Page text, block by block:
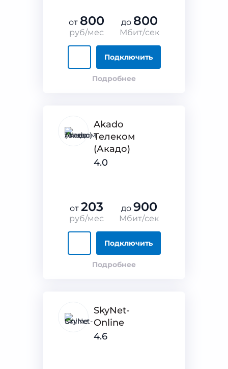
от 800
руб/мес
до 800
Мбит/сек
Подключить
Подробнее
Akado
Телеком
(Акадо)
4.0
от 203
руб/мес
до 900
Мбит/сек
Подключить
Подробнее
SkyNet-
Online
4.6